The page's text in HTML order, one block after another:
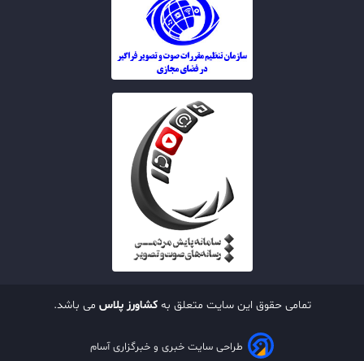
تمامی حقوق این سایت متعلق بهکشاورز پلاس می باشد.
طراحی سایت خبری و خبرگزاری آسام